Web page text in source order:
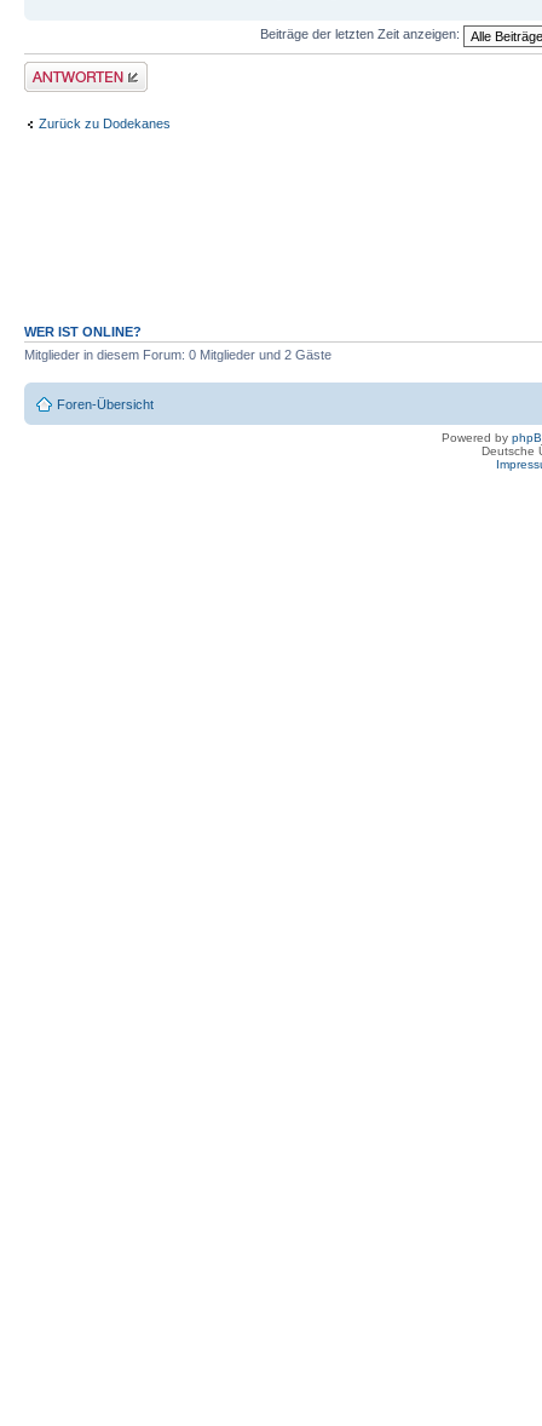
Beiträge der letzten Zeit anzeigen:
Antwort erstellen
Zurück zu Dodekanes
WER IST ONLINE?
Mitglieder in diesem Forum: 0 Mitglieder und 2 Gäste
Foren-Übersicht
Powered by
Deutsche